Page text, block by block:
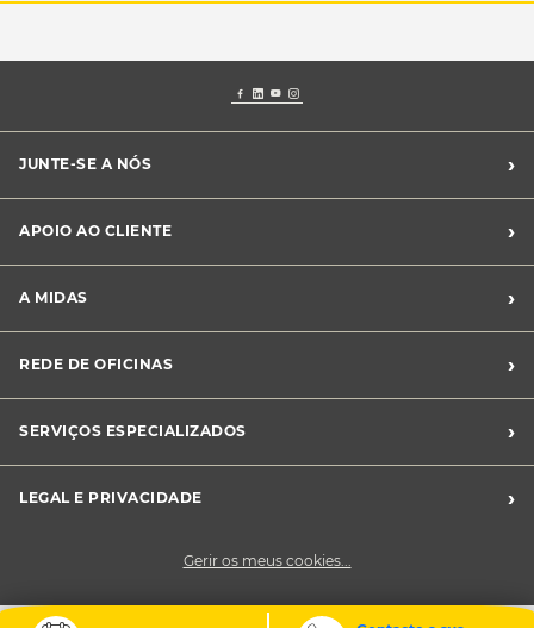
JUNTE-SE A NÓS ›
Franchising Midas
APOIO AO CLIENTE ›
Livro de Reclamações
Canal de Denúncias
Perguntas Frequentes
A MIDAS ›
Sustentabilidade
Notícias Midas
REDE DE OFICINAS ›
SERVIÇOS ESPECIALIZADOS
›
LEGAL E PRIVACIDADE
›
Cookies
Gerir os meus cookies...